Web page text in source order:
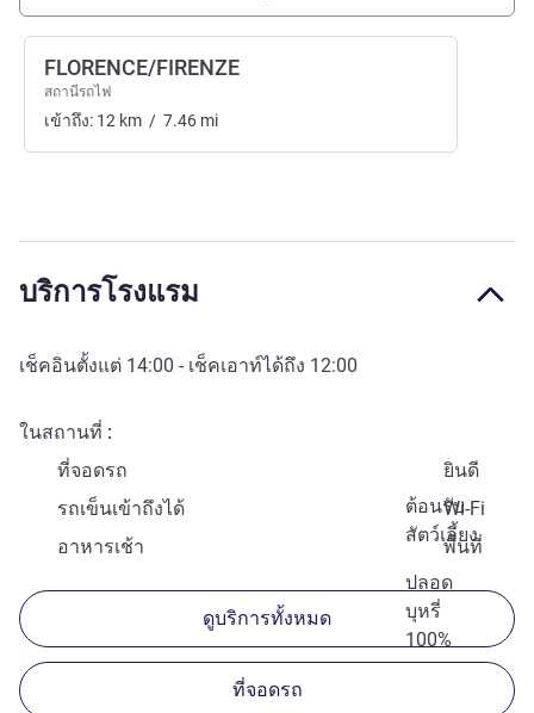
FLORENCE/FIRENZE
สถานีรถไฟ
เข้าถึง: 12 km / 7.46 mi
บริการโรงแรม
เช็คอินตั้งแต่ 14:00 - เช็คเอาท์ได้ถึง 12:00
ในสถานที่
ที่จอดรถ
ยินดี
ต้อนรับ
สัตว์เลี้ยง
รถเข็นเข้าถึงได้
Wi-Fi
อาหารเช้า
พื้นที่
ปลอด
บุหรี่
100%
ดูบริการทั้งหมด
ที่จอดรถ